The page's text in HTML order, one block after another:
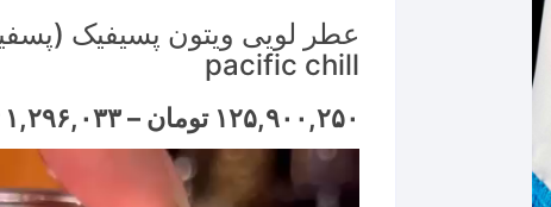
pacific chill
۱۲۵,۹۰۰,۲۵۰ تومان –۱,۲۹۶,۰۳۳
نمایشگر
ویدیو